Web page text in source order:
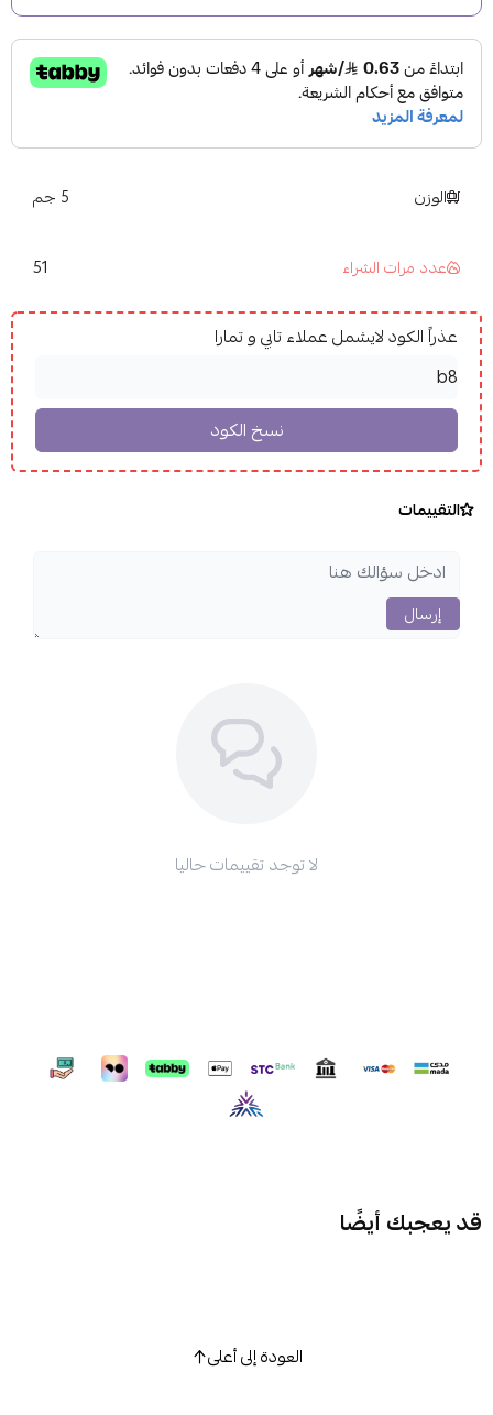
الوزن 5 جم
عدد مرات الشراء 51
عذراً الكود لايشمل عملاء تابي و تمارا
التقييمات
إرسال
لا توجد تقييمات حاليا
قد يعجبك أيضًا
العودة إلى أعلى